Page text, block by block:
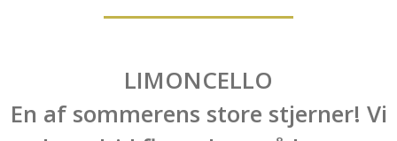
LIMONCELLO
En af sommerens store stjerner! Vi